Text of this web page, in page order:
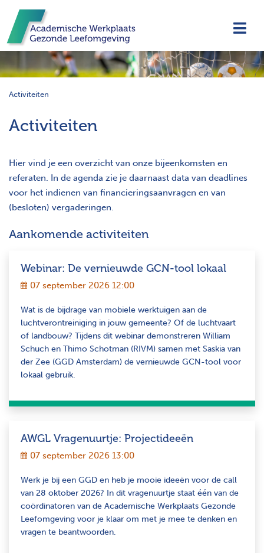
Activiteiten
Activiteiten
Hier vind je een overzicht van onze bijeenkomsten en
referaten. In de agenda zie je daarnaast data van deadlines
voor het indienen van financieringsaanvragen en van
(besloten) vergaderingen.
Aankomende activiteiten
Webinar: De vernieuwde GCN-tool lokaal
07 september 2026 12:00
Wat is de bijdrage van mobiele werktuigen aan de
luchtverontreiniging in jouw gemeente? Of de luchtvaart
of landbouw? Tijdens dit webinar demonstreren William
Schuch en Thimo Schotman (RIVM) samen met Saskia van
der Zee (GGD Amsterdam) de vernieuwde GCN-tool voor
lokaal gebruik.
AWGL Vragenuurtje: Projectideeën
07 september 2026 13:00
Werk je bij een GGD en heb je mooie ideeën voor de call
van 28 oktober 2026? In dit vragenuurtje staat één van de
coördinatoren van de Academische Werkplaats Gezonde
Leefomgeving voor je klaar om met je mee te denken en
vragen te beantwoorden.